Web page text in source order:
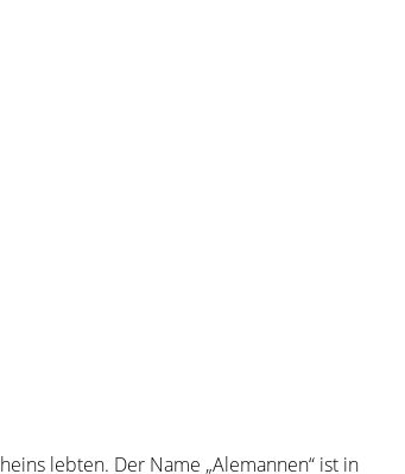
lebten. Der Name „Alemannen“ ist in